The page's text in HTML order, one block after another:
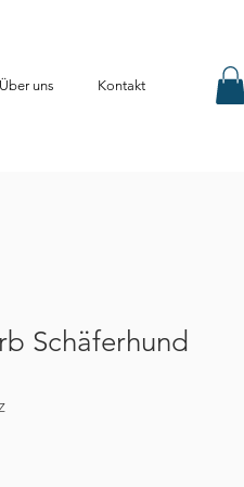
Über uns Kontakt
Schäferhund